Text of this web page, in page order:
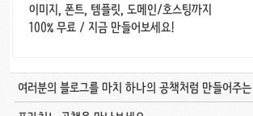
이미지, 폰트, 템플릿, 도메인/호스팅까지
100% 무료 / 지금 만들어보세요!
여러분의 블로그를 마치 하나의 공책처럼 만들어주